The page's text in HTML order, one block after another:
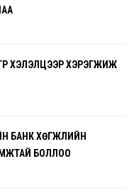
ХЭЛЭЛЦЭЭР ХЭРЭГЖИЖ
БАНК ХӨГЖЛИЙН
БОЛЛОО